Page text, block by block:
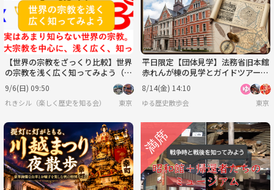
【世界の宗教をざっくり比較】世界
の宗教を浅く広く知ってみよう（勉
強会）
9/6(日) 09:50
れきシル（楽しく歴史を知る会） 東京
平日限定【団体見学】法務省旧本館
赤れんが棟の見学とガイドツアー
（希望者は農水省の食堂でランチ
会）
8/14(金) 14:10
ゆる歴史散歩会 東京